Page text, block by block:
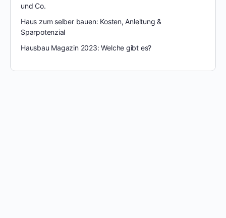
und Co.
Haus zum selber bauen: Kosten, Anleitung &
Sparpotenzial
Hausbau Magazin 2023: Welche gibt es?